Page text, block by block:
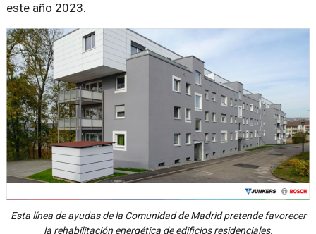
este año 2023.
Esta línea de ayudas de la Comunidad de Madrid pretende favorecer
la rehabilitación energética de edificios residenciales.